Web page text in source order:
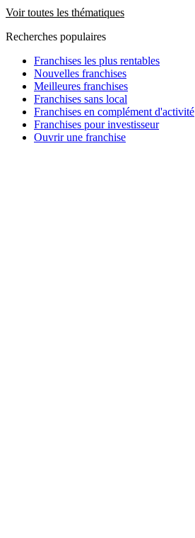
Voir toutes les thématiques
Recherches populaires
Franchises les plus rentables
Nouvelles franchises
Meilleures franchises
Franchises sans local
Franchises en complément d'activité
Franchises pour investisseur
Ouvrir une franchise